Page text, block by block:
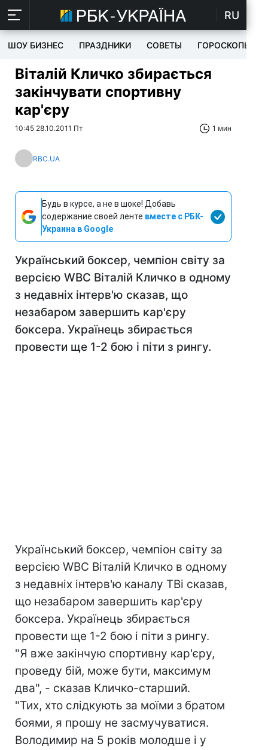
RU
ШОУ БИЗНЕС ПРАЗДНИКИ СОВЕТЫ ГОРОСКОПЫ
Віталій Кличко збирається
закінчувати спортивну
кар'єру
10:45 28.10.2011 Пт 1 мин
RBC.UA
Будь в курсе, а не в шоке! Добавь
содержание своей ленте вместе с РБК-
Украина в Google
Український боксер, чемпіон світу за
версією WBC Віталій Кличко в одному
з недавніх інтерв'ю сказав, що
незабаром завершить кар'єру
боксера. Українець збирається
провести ще 1-2 бою і піти з рингу.
Український боксер, чемпіон світу за
версією WBC Віталій Кличко в одному
з недавніх інтерв'ю каналу ТВі сказав,
що незабаром завершить кар'єру
боксера. Українець збирається
провести ще 1-2 бою і піти з рингу.
"Я вже закінчую спортивну кар'єру,
проведу бій, може бути, максимум
два", - сказав Кличко-старший.
"Тих, хто слідкують за моїми з братом
боями, я прошу не засмучуватися.
Володимир на 5 років молодше і у